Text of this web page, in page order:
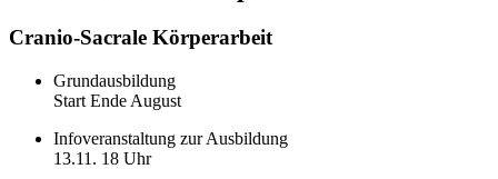
Cranio-Sacrale Körperarbeit
Grundausbildung
Start Ende August
Infoveranstaltung zur Ausbildung
13.11. 18 Uhr